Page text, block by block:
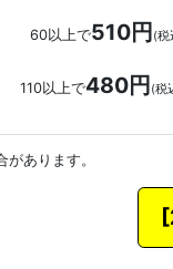
60以上で510円 (税
110以上で480円 (税
あります。